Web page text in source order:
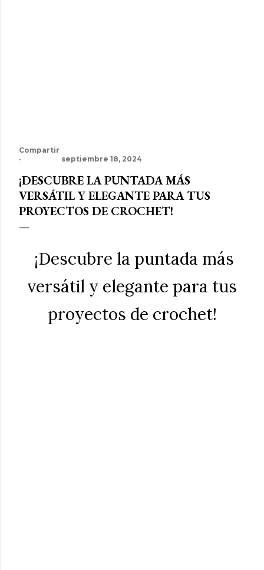
Compartir
septiembre 18, 2024
¡DESCUBRE LA PUNTADA MÁS
VERSÁTIL Y ELEGANTE PARA TUS
PROYECTOS DE CROCHET!
¡Descubre la puntada más
versátil y elegante para tus
proyectos de crochet!